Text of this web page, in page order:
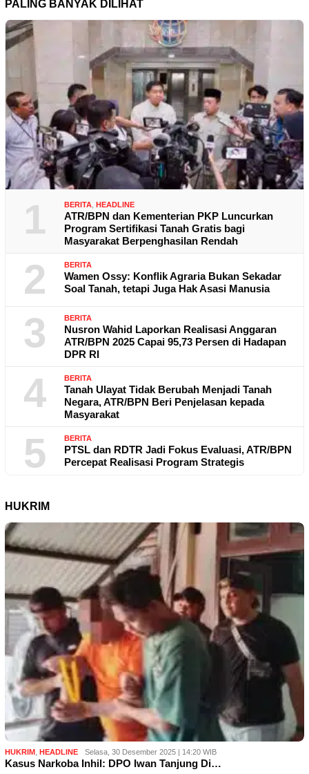
PALING BANYAK DILIHAT
1 BERITA, HEADLINE
ATR/BPN dan Kementerian PKP Luncurkan
Program Sertifikasi Tanah Gratis bagi
Masyarakat Berpenghasilan Rendah
2 BERITA
Wamen Ossy: Konflik Agraria Bukan Sekadar
Soal Tanah, tetapi Juga Hak Asasi Manusia
3 BERITA
Nusron Wahid Laporkan Realisasi Anggaran
ATR/BPN 2025 Capai 95,73 Persen di Hadapan
DPR RI
4 BERITA
Tanah Ulayat Tidak Berubah Menjadi Tanah
Negara, ATR/BPN Beri Penjelasan kepada
Masyarakat
5 BERITA
PTSL dan RDTR Jadi Fokus Evaluasi, ATR/BPN
Percepat Realisasi Program Strategis
HUKRIM
HUKRIM HEADLINE Selasa, 30 Desember 2025 | 14:20 WIB
Kasus Narkoba Inhil: DPO Iwan Tanjung Di…